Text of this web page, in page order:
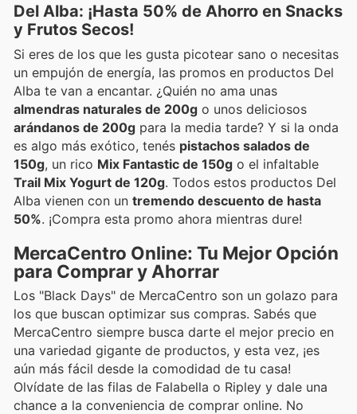
Del Alba: ¡Hasta 50% de Ahorro en Snacks
y Frutos Secos!
Si eres de los que les gusta picotear sano o necesitas
un empujón de energía, las promos en productos Del
Alba te van a encantar. ¿Quién no ama unas
almendras naturales de 200g o unos deliciosos
arándanos de 200g para la media tarde? Y si la onda
es algo más exótico, tenés pistachos salados de
150g, un rico Mix Fantastic de 150g o el infaltable
Trail Mix Yogurt de 120g. Todos estos productos Del
Alba vienen con un tremendo descuento de hasta
50%. ¡Compra esta promo ahora mientras dure!
MercaCentro Online: Tu Mejor Opción
para Comprar y Ahorrar
Los "Black Days" de MercaCentro son un golazo para
los que buscan optimizar sus compras. Sabés que
MercaCentro siempre busca darte el mejor precio en
una variedad gigante de productos, y esta vez, ¡es
aún más fácil desde la comodidad de tu casa!
Olvídate de las filas de Falabella o Ripley y dale una
chance a la conveniencia de comprar online. No